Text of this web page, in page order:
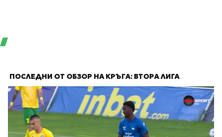
ПОСЛЕДНИ ОТ ОБЗОР НА КРЪГA: ВТОРА ЛИГА